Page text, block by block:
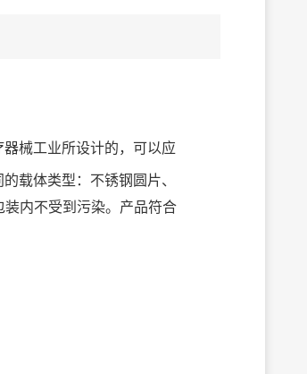
械工业所设计的，可以应
载体类型：不锈钢圆片、
内不受到污染。产品符合